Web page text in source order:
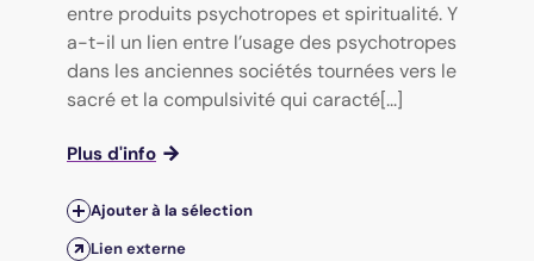
entre produits psychotropes et spiritualité. Y
a-t-il un lien entre l’usage des psychotropes
dans les anciennes sociétés tournées vers le
sacré et la compulsivité qui caracté[...]
Plus d'info
Ajouter à la sélection
Lien externe